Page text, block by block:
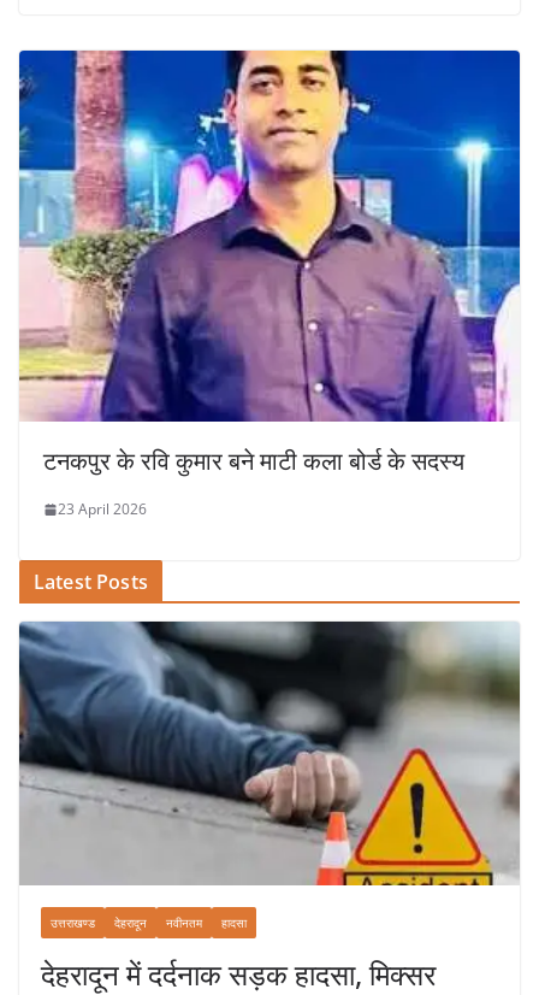
टनकपुर के रवि कुमार बने माटी कला बोर्ड के सदस्य
23 April 2026
Latest Posts
उत्तराखण्ड देहरादून नवीनतम हादसा
देहरादून में दर्दनाक सड़क हादसा, मिक्सर